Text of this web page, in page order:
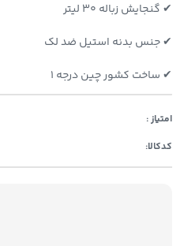
✔ گنجایش زباله 30 لیتر
✔ جنس بدنه استیل ضد لک
✔ ساخت کشور چین درجه 1
امتیاز :
کدکالا: